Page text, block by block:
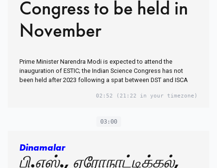
Congress to be held in
November
Prime Minister Narendra Modi is expected to attend the
inauguration of ESTIC; the Indian Science Congress has not
been held after 2023 following a spat between DST and ISCA
02:52 (21:22 in your timezone)
03:00
Dinamalar
பி.எஸ்., ஏரோநாட்டிக்கல்,